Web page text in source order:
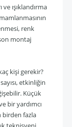
ışıklandırma
renk
montaj
kişi gerekir?
etkinliğin
Küçük
bir yardımcı
fazla